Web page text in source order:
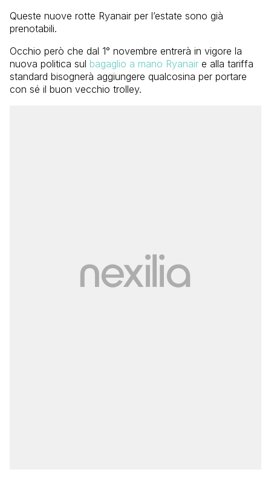
Queste nuove rotte Ryanair per l’estate sono già
prenotabili.
Occhio però che dal 1° novembre entrerà in vigore la
nuova politica sul bagaglio a mano Ryanair e alla tariffa
standard bisognerà aggiungere qualcosina per portare
con sé il buon vecchio trolley.